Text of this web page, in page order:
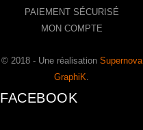
PAIEMENT SÉCURISÉ
MON COMPTE
© 2018 - Une réalisation Supernova
GraphiK
FACEBOOK